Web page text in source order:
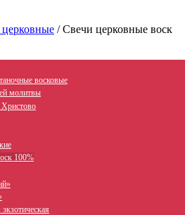
/Свечи церковные воск
восковые
молитвы
100%